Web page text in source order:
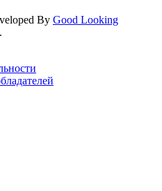
By Good Looking
.